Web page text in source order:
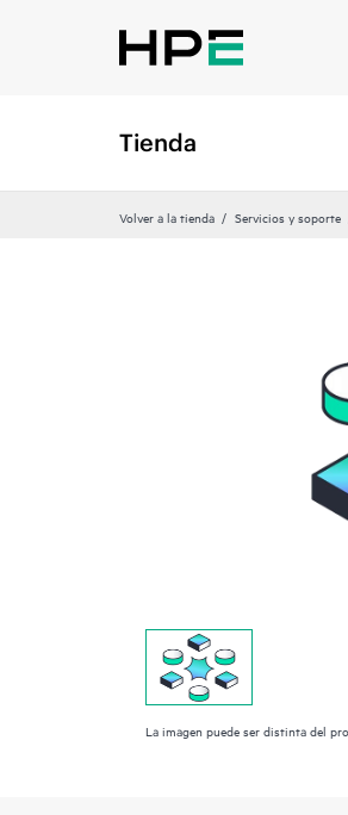
Tienda
Volver a la tienda Servicios y soporte
La imagen puede ser distinta del